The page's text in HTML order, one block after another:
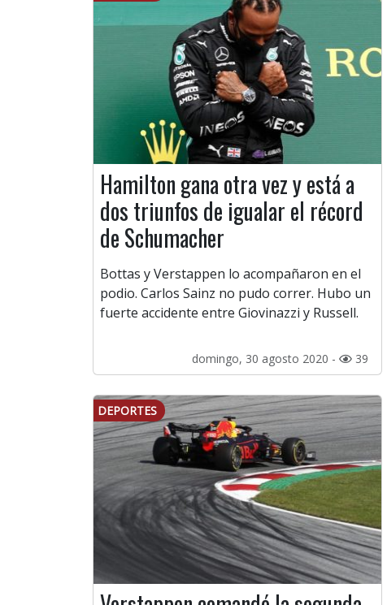
Hamilton gana otra vez y está a
dos triunfos de igualar el récord
de Schumacher
Bottas y Verstappen lo acompañaron en el
podio. Carlos Sainz no pudo correr. Hubo un
fuerte accidente entre Giovinazzi y Russell.
domingo, 30 agosto 2020 - 39
DEPORTES